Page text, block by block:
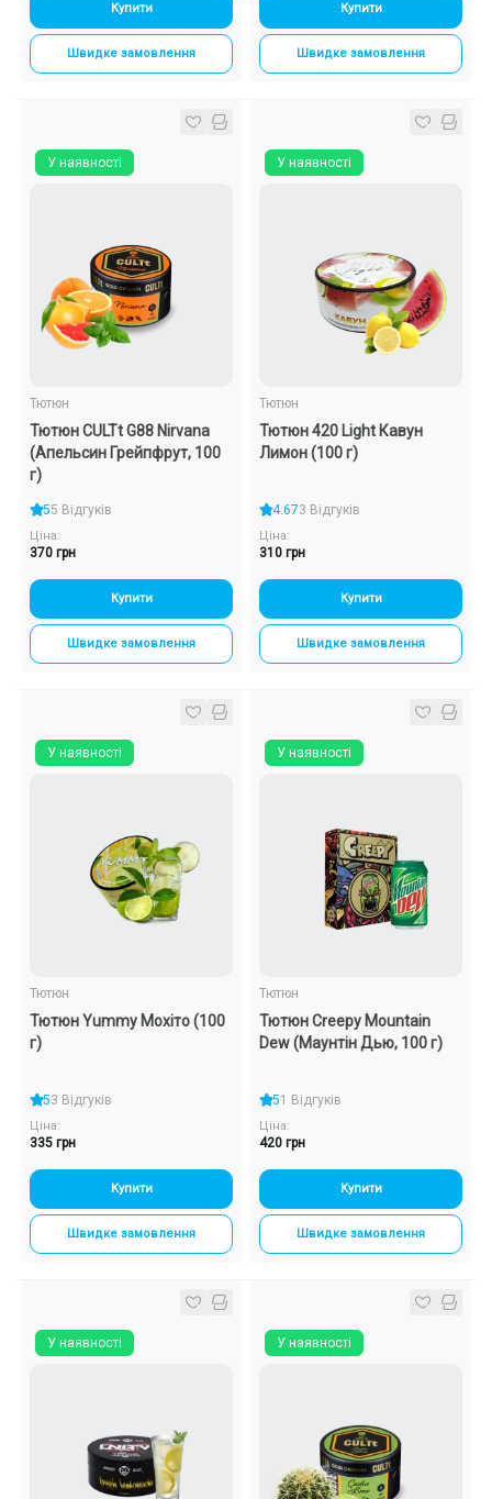
Купити
Швидке замовлення
Купити
Швидке замовлення
У наявності
Тютюн
Тютюн CULTt G88 Nirvana
(Апельсин Грейпфрут, 100
г)
55 Відгуків
Ціна:
370 грн
Купити
Швидке замовлення
У наявності
Тютюн
Тютюн 420 Light Кавун
Лимон (100 г)
4.673 Відгуків
Ціна:
310 грн
Купити
Швидке замовлення
У наявності
Тютюн
Тютюн Yummy Мохіто (100
г)
53 Відгуків
Ціна:
335 грн
Купити
Швидке замовлення
У наявності
Тютюн
Тютюн Creepy Mountain
Dew (Маунтін Дью, 100 г)
51 Відгуків
Ціна:
420 грн
Купити
Швидке замовлення
У наявності У наявності